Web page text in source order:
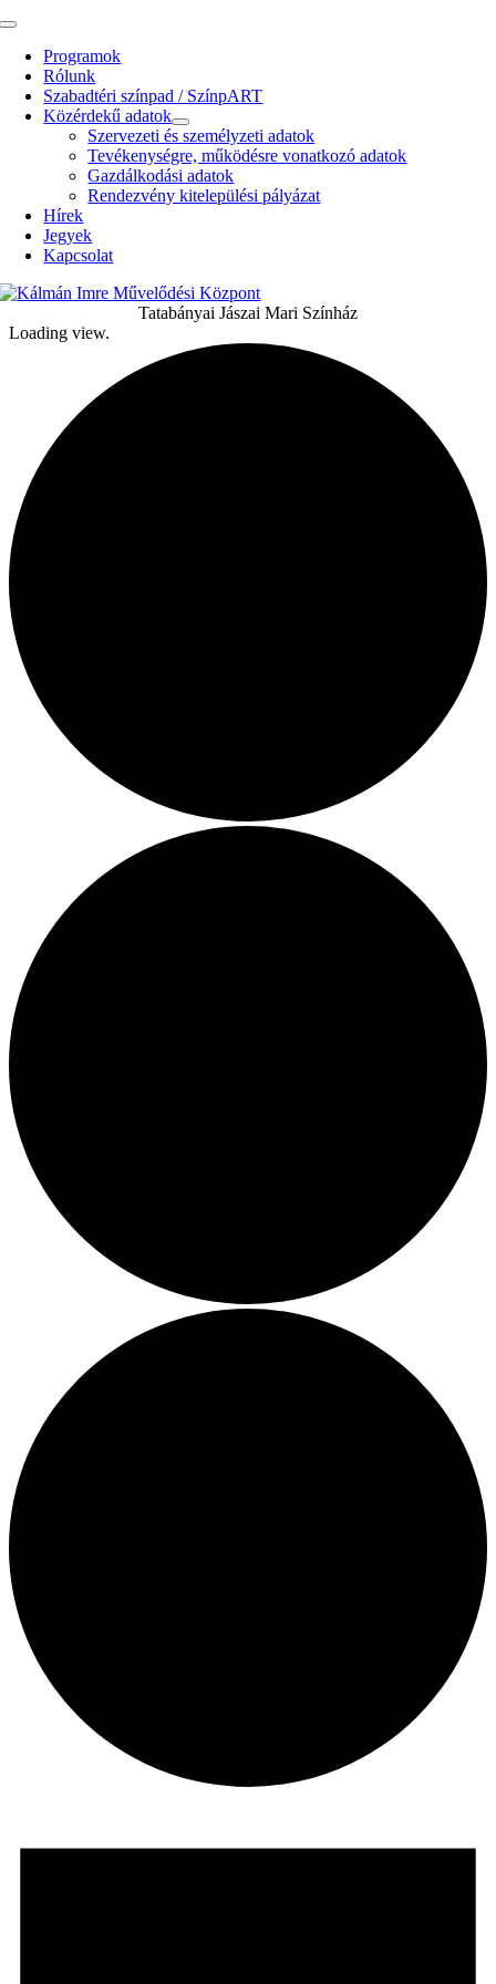
Kihagyás
Toggle
NavigationProgramok
Rólunk
Szabadtéri színpad / SzínpART
Közérdekű adatok
Szervezeti és személyzeti adatok
Tevékenységre, működésre vonatkozó adatok
Gazdálkodási adatok
Rendezvény kitelepülési pályázat
Hírek
Jegyek
Kapcsolat
Tatabányai Jászai Mari Színház
Loading view.